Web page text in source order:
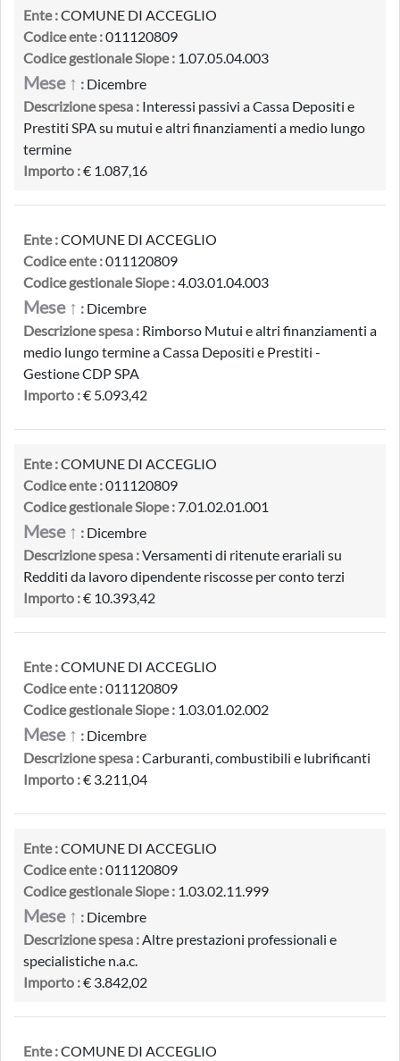
Ente :COMUNE DI ACCEGLIO
Codice ente :011120809
Codice gestionale Siope : 1.07.05.04.003
Mese ↑ : Dicembre
Descrizione spesa : Interessi passivi a Cassa Depositi e
Prestiti SPA su mutui e altri finanziamenti a medio lungo
termine
Importo :€ 1.087,16
Ente :COMUNE DI ACCEGLIO
Codice ente :011120809
Codice gestionale Siope :4.03.01.04.003
Mese ↑ : Dicembre
Descrizione spesa : Rimborso Mutui e altri finanziamenti a
medio lungo termine a Cassa Depositi e Prestiti -
Gestione CDP SPA
Importo :€ 5.093,42
Ente :COMUNE DI ACCEGLIO
Codice ente :011120809
Codice gestionale Siope :7.01.02.01.001
Mese ↑ : Dicembre
Descrizione spesa :Versamenti di ritenute erariali su
Redditi da lavoro dipendente riscosse per conto terzi
Importo :€ 10.393,42
Ente :COMUNE DI ACCEGLIO
Codice ente :011120809
Codice gestionale Siope : 1.03.01.02.002
Mese ↑ : Dicembre
Descrizione spesa :Carburanti, combustibili e lubrificanti
Importo :€ 3.211,04
Ente :COMUNE DI ACCEGLIO
Codice ente :011120809
Codice gestionale Siope : 1.03.02.11.999
Mese ↑ : Dicembre
Descrizione spesa :Altre prestazioni professionali e
specialistiche n.a.c.
Importo :€ 3.842,02
Ente :COMUNE DI ACCEGLIO